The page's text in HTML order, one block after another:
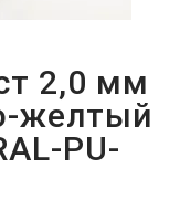
2,0 мм
желтый
PU-